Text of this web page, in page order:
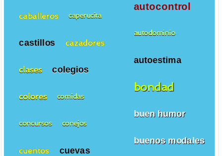
autocontrol
autodominio
autoestima
bondad
buen humor
buenos modales
caballeros caperucita
castillos cazadores
clases colegios
colores comidas
concursos conejos
cuentos cuevas